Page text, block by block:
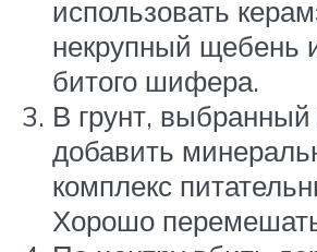
использовать
некрупный щебень
битого шифера.
В грунт,
добавить
комплекс
Хорошо